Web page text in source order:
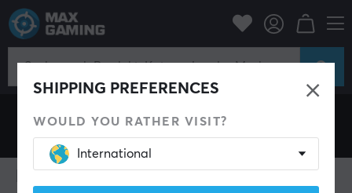
SHIPPING PREFERENCES
WOULD YOU RATHER VISIT?
International
Phantum